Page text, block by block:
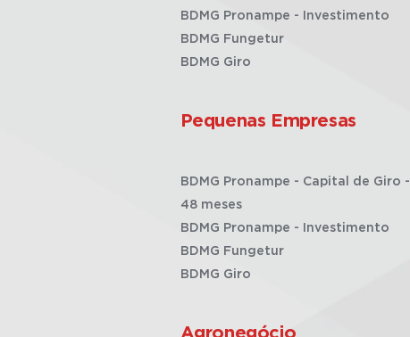
BDMG Pronampe - Investimento
BDMG Fungetur
BDMG Giro
Pequenas Empresas
BDMG Pronampe - Capital de Giro -
48 meses
BDMG Pronampe - Investimento
BDMG Fungetur
BDMG Giro
Agronegócio